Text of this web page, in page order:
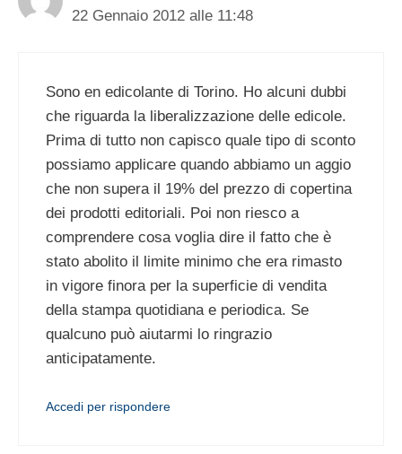
22 Gennaio 2012 alle 11:48
Sono en edicolante di Torino. Ho alcuni dubbi
che riguarda la liberalizzazione delle edicole.
Prima di tutto non capisco quale tipo di sconto
possiamo applicare quando abbiamo un aggio
che non supera il 19% del prezzo di copertina
dei prodotti editoriali. Poi non riesco a
comprendere cosa voglia dire il fatto che è
stato abolito il limite minimo che era rimasto
in vigore finora per la superficie di vendita
della stampa quotidiana e periodica. Se
qualcuno può aiutarmi lo ringrazio
anticipatamente.
Accedi per rispondere